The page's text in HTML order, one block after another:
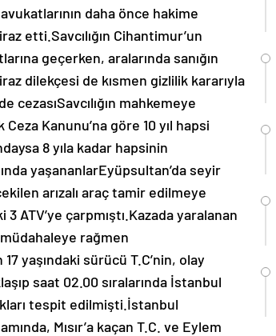
daha önce hakime
etti.Savcılığın Cihantimur’un
geçerken, aralarında sanığın
dilekçesi de kısmen gizlilik kararıyla
cezasıSavcılığın mahkemeye
Kanunu’na göre 10 yıl hapsi
8 yıla kadar hapsinin
yaşananlarEyüpsultan’da seyir
arızalı araç tamir edilmeye
ATV’ye çarpmıştı.Kazada yaralanan
müdahaleye rağmen
yaşındaki sürücü T.C’nin, olay
saat 02.00 sıralarında İstanbul
tespit edilmişti.İstanbul
Mısır’a kaçan T.C. ve Eylem